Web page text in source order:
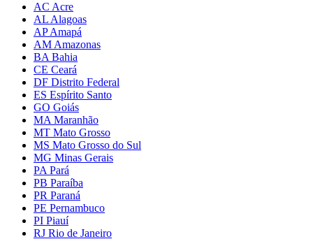
AC Acre
AL Alagoas
AP Amapá
AM Amazonas
BA Bahia
CE Ceará
DF Distrito Federal
ES Espírito Santo
GO Goiás
MA Maranhão
MT Mato Grosso
MS Mato Grosso do Sul
MG Minas Gerais
PA Pará
PB Paraíba
PR Paraná
PE Pernambuco
PI Piauí
RJ Rio de Janeiro